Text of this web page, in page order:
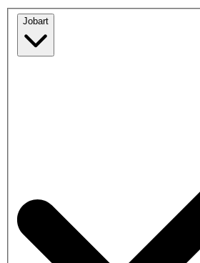
Jobart